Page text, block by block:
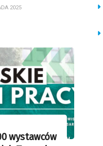
2025
wystawców